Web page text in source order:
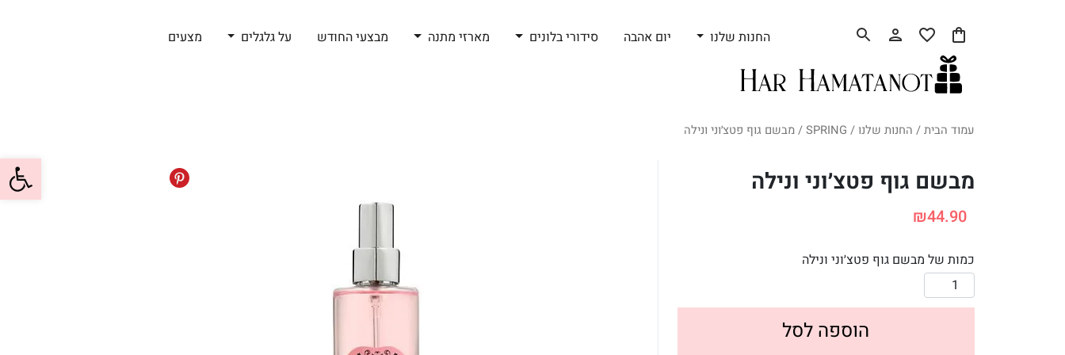
פתח
החנות שלנו יום אהבה סידורי בלונים מארזי מתנה מבצעי החודש על גלגלים מצעים
עמוד הבית/ החנות שלנו /
SPRING/ מבשם גוף פטצ׳וני ונילה
מבשם גוף פטצ׳וני ונילה
₪44.90
כמות של מבשם גוף פטצ׳וני ונילה
הוספה לסל